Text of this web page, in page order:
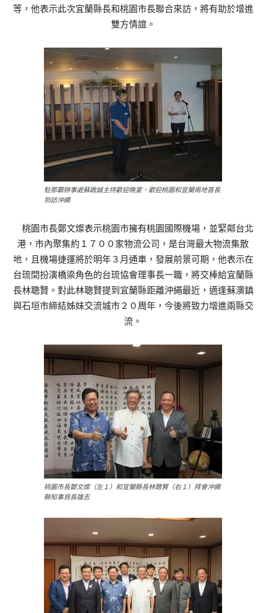
等，他表示此次宜蘭縣長和桃園市長聯合來訪，將有助於增進
雙方情誼。
駐那霸辦事處蘇啟誠主持歡迎晚宴，歡迎桃園和宜蘭兩地首長
到訪沖繩
桃園市長鄭文燦表示桃園市擁有桃園國際機場，並緊鄰台北
港，市內聚集約１７００家物流公司，是台灣最大物流集散
地，且機場捷運將於明年３月通車，發展前景可期，他表示在
台琉間扮演橋梁角色的台琉協會理事長一職，將交棒給宜蘭縣
長林聰賢。對此林聰賢提到宜蘭縣距離沖繩最近，適逢蘇澳鎮
與石垣市締結姊妹交流城市２０周年，今後將致力增進兩縣交
流。
桃園市長鄭文燦（左１）和宜蘭縣長林聰賢（右１）拜會沖繩
縣知事翁長雄志